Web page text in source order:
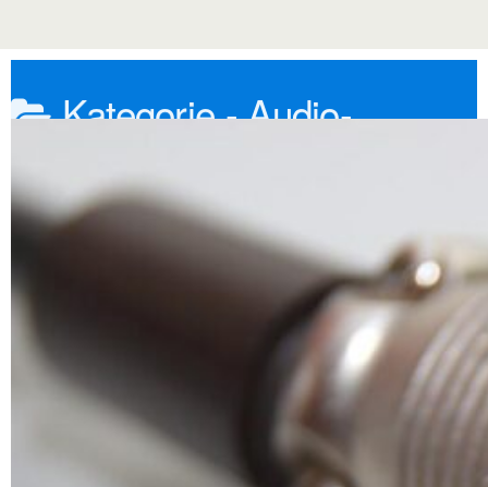
Kategorie -Audio-
Buchsen
Haupt